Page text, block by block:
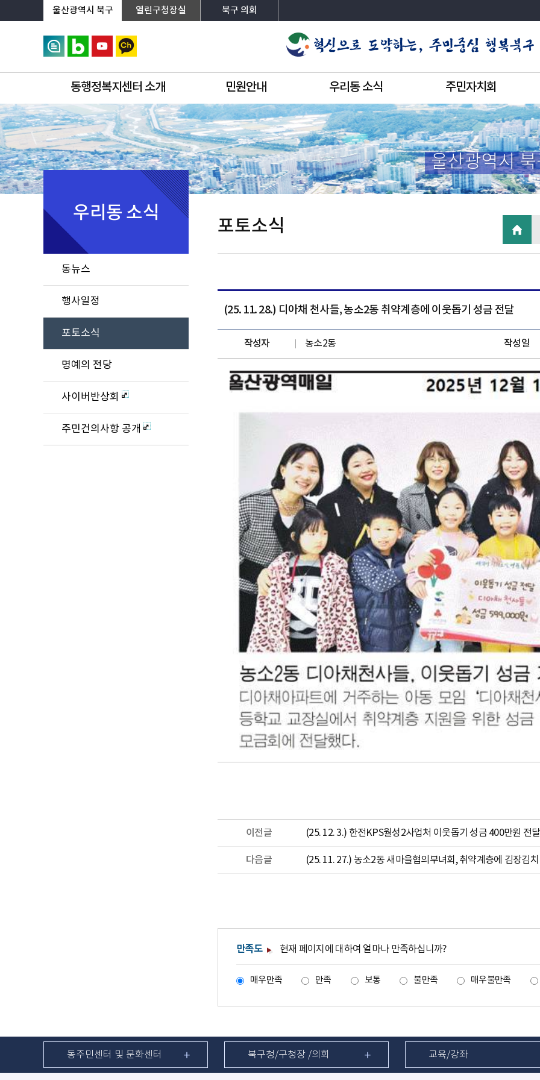
상단메뉴로 바로가기
전체메뉴로 바로가기
왼쪽메뉴로 바로가기
본문으로 바로가기울산광역시 북구 열린구청장실 북구 의회
동행정복지센터 소개 민원안내 우리동 소식 주민자치회
울산광역시
우리동 소식
동뉴스
행사일정
포토소식
명예의 전당
사이버반상회
주민건의사항 공개
포토소식
(25. 11. 28.) 디아채 천사들, 농소2동 취약계층에 이웃돕기 성금 전달
작성자 농소2동 작성일
이전글 (25. 12. 3.) 한전KPS월성2사업처 이웃돕기 성금 400만원 전달
다음글 (25. 11. 27.) 농소2동 새마을협의부녀회, 취약계층에 김장김
만족도 현재 페이지에 대하여 얼마나 만족하십니까?
매우만족 만족 보통 불만족 매우불만족
동주민센터 및 문화센터 북구청/구청장 /의회 교육/강좌